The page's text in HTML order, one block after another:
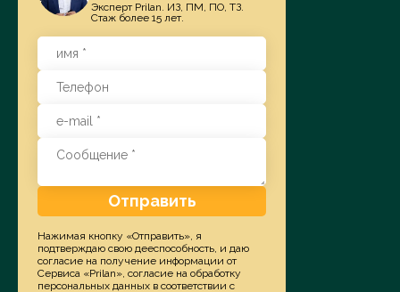
Эксперт Prilan. ИЗ, ПМ, ПО, ТЗ.
Стаж более 15 лет.
Отправить
Нажимая кнопку «Отправить», я
подтверждаю свою дееспособность, и даю
согласие на получение информации от
Сервиса «Prilan», согласие на обработку
персональных данных в соответствии с